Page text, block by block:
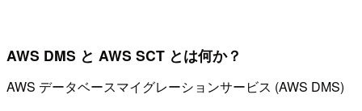
AWS DMS と AWS SCT とは何か？
AWS データベースマイグレーションサービス (AWS DMS)